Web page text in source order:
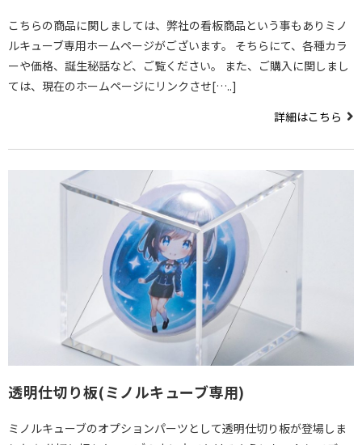
こちらの商品に関しましては、弊社の看板商品という事もありミノ
ルキューブ専用ホームページがございます。 そちらにて、各種カラ
ーや価格、誕生秘話など、ご覧ください。 また、ご購入に関しまし
ては、現在のホームページにリンクさせ[…..]
詳細はこちら
透明仕切り板(ミノルキューブ専用)
ミノルキューブのオプションパーツとして透明仕切り板が登場しま